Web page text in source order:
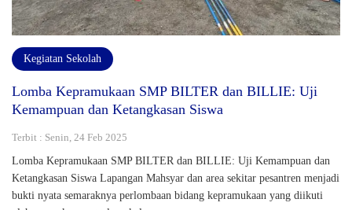
Kegiatan Sekolah
Lomba Kepramukaan SMP BILTER dan BILLIE: Uji
Kemampuan dan Ketangkasan Siswa
Terbit : Senin, 24 Feb 2025
Lomba Kepramukaan SMP BILTER dan BILLIE: Uji Kemampuan dan
Ketangkasan Siswa Lapangan Mahsyar dan area sekitar pesantren menjadi
bukti nyata semaraknya perlombaan bidang kepramukaan yang diikuti